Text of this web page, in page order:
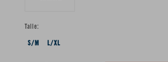
Talle:
S/M
L/XL